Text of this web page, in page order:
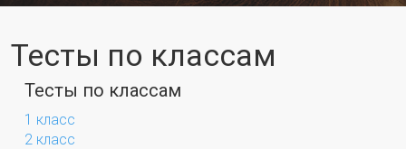
Тесты по классам
Тесты по классам
1 класс
2 класс